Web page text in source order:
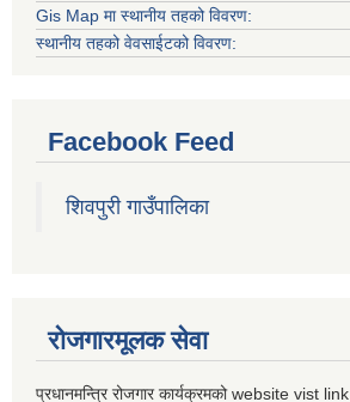
Gis Map मा स्थानीय तहको विवरण:
स्थानीय तहको वेवसाईटको विवरण:
Facebook Feed
शिवपुरी गाउँपालिका
रोजगारमूलक सेवा
प्रधानमन्त्रि रोजगार कार्यक्रमको website vist link